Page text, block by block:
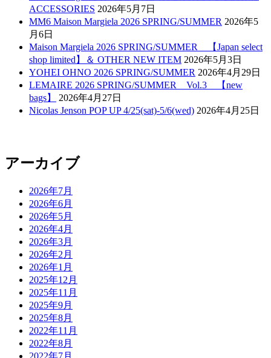
ACCESSORIES 2026年5月7日
MM6 Maison Margiela 2026 SPRING/SUMMER 2026年5
月6日
Maison Margiela 2026 SPRING/SUMMER 【Japan select
shop limited】＆ OTHER NEW ITEM 2026年5月3日
YOHEI OHNO 2026 SPRING/SUMMER 2026年4月29日
LEMAIRE 2026 SPRING/SUMMER Vol.3 【new
bags】
2026年4月27日
Nicolas Jenson POP UP 4/25(sat)-5/6(wed) 2026年4月25日
アーカイブ
2026年7月
2026年6月
2026年5月
2026年4月
2026年3月
2026年2月
2026年1月
2025年12月
2025年11月
2025年9月
2025年8月
2022年11月
2022年8月